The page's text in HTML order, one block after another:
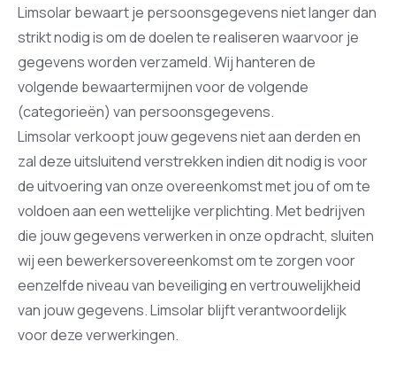
Limsolar bewaart je persoonsgegevens niet langer dan
strikt nodig is om de doelen te realiseren waarvoor je
gegevens worden verzameld. Wij hanteren de
volgende bewaartermijnen voor de volgende
(categorieën) van persoonsgegevens.
Limsolar verkoopt jouw gegevens niet aan derden en
zal deze uitsluitend verstrekken indien dit nodig is voor
de uitvoering van onze overeenkomst met jou of om te
voldoen aan een wettelijke verplichting. Met bedrijven
die jouw gegevens verwerken in onze opdracht, sluiten
wij een bewerkersovereenkomst om te zorgen voor
eenzelfde niveau van beveiliging en vertrouwelijkheid
van jouw gegevens. Limsolar blijft verantwoordelijk
voor deze verwerkingen.